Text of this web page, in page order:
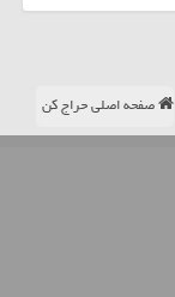
صفحه اصلی حراج کن